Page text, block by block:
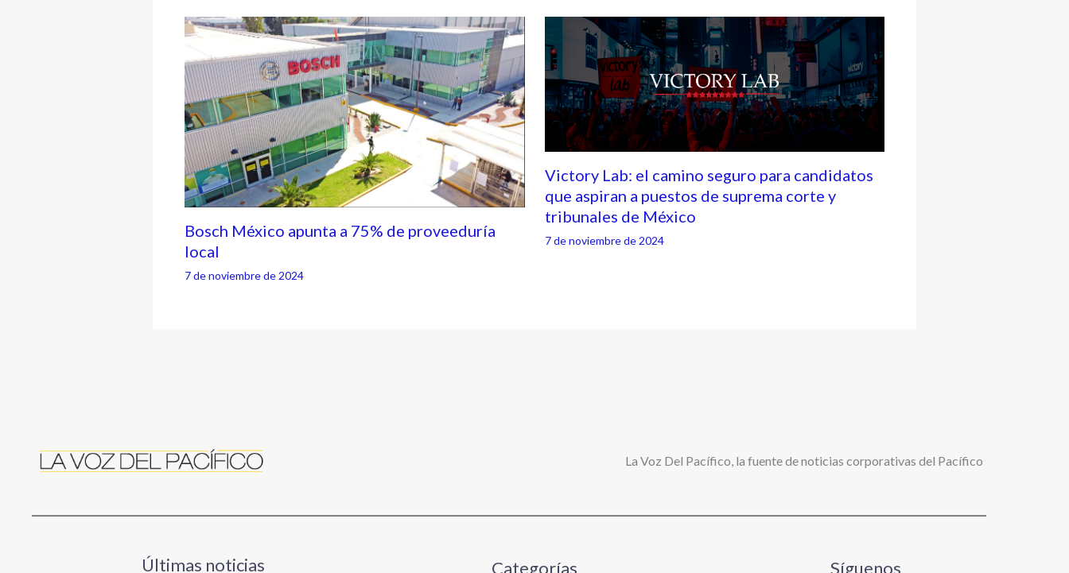
Bosch México apunta a 75% de proveeduría
local
7 de noviembre de 2024
Victory Lab: el camino seguro para candidatos
que aspiran a puestos de suprema corte y
tribunales de México
7 de noviembre de 2024
La Voz Del Pacífico, la fuente de noticias corporativas del Pacífico
Últimas noticias Categorías Síguenos